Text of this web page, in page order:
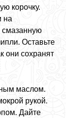
корочку.
на
смазанную
Оставьте
они сохранят
маслом.
рукой.
Дайте